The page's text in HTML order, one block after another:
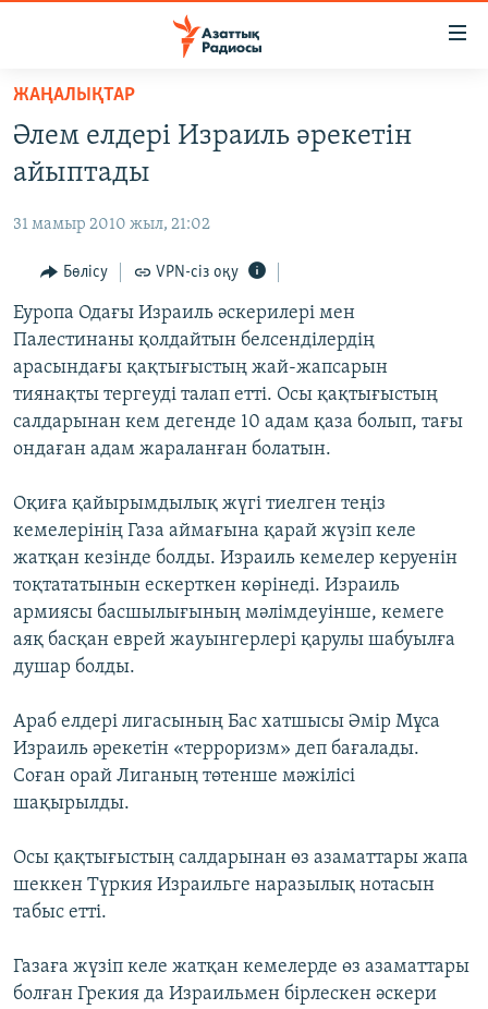
Skip
main
content
to
Navigation
Skip
to
Search
ҚАҢТАР ОҚИҒАСЫ
АДАМ ҚҰҚЫҚТАРЫ
ӘЛЕУМЕТ
ӘЛЕМ
АРНАЙЫ ЖОБАЛАР
Русский
ЖАЗЫЛЫҢЫЗ
Басқа тілдерде
ЖАҢАЛЫҚТАР
Әлем елдері Израиль әрекетін
айыптады
31 мамыр 2010 жыл, 21:02
Бөлісу VPN-сіз оқу
Еуропа Одағы Израиль әскерилері мен
Палестинаны қолдайтын белсенділердің
арасындағы қақтығыстың жай-жапсарын
тиянақты тергеуді талап етті. Осы қақтығыстың
салдарынан кем дегенде 10 адам қаза болып, тағы
ондаған адам жараланған болатын.
Оқиға қайырымдылық жүгі тиелген теңіз
кемелерінің Газа аймағына қарай жүзіп келе
жатқан кезінде болды. Израиль кемелер керуенін
тоқтататынын ескерткен көрінеді. Израиль
армиясы басшылығының мәлімдеуінше, кемеге
аяқ басқан еврей жауынгерлері қарулы шабуылға
душар болды.
Араб елдері лигасының Бас хатшысы Әмір Мұса
Израиль әрекетін «терроризм» деп бағалады.
Соған орай Лиганың төтенше мәжілісі
шақырылды.
Осы қақтығыстың салдарынан өз азаматтары жапа
шеккен Түркия Израильге наразылық нотасын
табыс етті.
Газаға жүзіп келе жатқан кемелерде өз азаматтары
болған Грекия да Израильмен бірлескен әскери